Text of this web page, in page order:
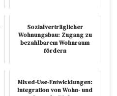
Sozialverträglicher
Wohnungsbau: Zugang zu
bezahlbarem Wohnraum
fördern
Mixed-Use-Entwicklungen:
Integration von Wohn- und